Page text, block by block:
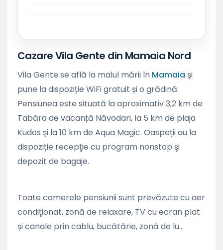
Cazare Vila Gente din Mamaia Nord
Vila Gente se află la malul mării în Mamaia și
pune la dispoziție WiFi gratuit și o grădină.
Pensiunea este situată la aproximativ 3,2 km de
Tabăra de vacanță Năvodari, la 5 km de plaja
Kudos şi la 10 km de Aqua Magic. Oaspeții au la
dispoziție recepţie cu program nonstop şi
depozit de bagaje.
Toate camerele pensiunii sunt prevăzute cu aer
condiţionat, zonă de relaxare, TV cu ecran plat
și canale prin cablu, bucătărie, zonă de lu...